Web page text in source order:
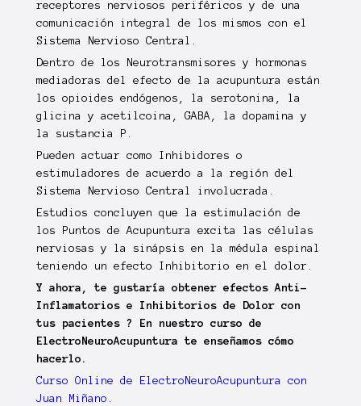
receptores nerviosos periféricos y de una
comunicación integral de los mismos con el
Sistema Nervioso Central.
Dentro de los Neurotransmisores y hormonas
mediadoras del efecto de la acupuntura están
los opioides endógenos, la serotonina, la
glicina y acetilcoina, GABA, la dopamina y
la sustancia P.
Pueden actuar como Inhibidores o
estimuladores de acuerdo a la región del
Sistema Nervioso Central involucrada.
Estudios concluyen que la estimulación de
los Puntos de Acupuntura excita las células
nerviosas y la sinápsis en la médula espinal
teniendo un efecto Inhibitorio en el dolor.
Y ahora, te gustaría obtener efectos Anti-
Inflamatorios e Inhibitorios de Dolor con
tus pacientes ? En nuestro curso de
ElectroNeuroAcupuntura te enseñamos cómo
hacerlo.
Curso Online de ElectroNeuroAcupuntura con
Juan Miñano.